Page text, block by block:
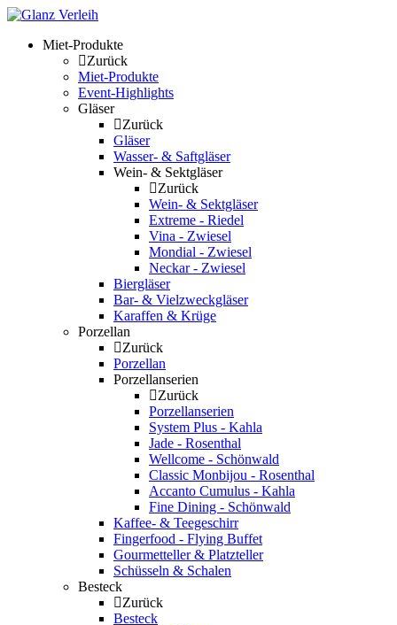
Skip
contentMiet-Produkte
Zurück
Miet-Produkte
Event-Highlights
Gläser
Zurück
Gläser
Wasser- & Saftgläser
Wein- & Sektgläser
Zurück
Wein- & Sektgläser
Extreme - Riedel
Vina - Zwiesel
Mondial - Zwiesel
Neckar - Zwiesel
Biergläser
Bar- & Vielzweckgläser
Karaffen & Krüge
Porzellan
Zurück
Porzellan
Porzellanserien
Zurück
Porzellanserien
System Plus - Kahla
Jade - Rosenthal
Wellcome - Schönwald
Classic Monbijou - Rosenthal
Accanto Cumulus - Kahla
Fine Dining - Schönwald
Kaffee- & Teegeschirr
Fingerfood - Flying Buffet
Gourmetteller & Platzteller
Schüsseln & Schalen
Besteck
Zurück
Besteck